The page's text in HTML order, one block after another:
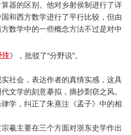
器的区别。他对乡射侯制进行了详
和西方数学进行了平行比较，但由
数学中的一些概念方法不过是对中
注》，批驳了“分野说”。
社会，表达作者的真情实感，这具
文学的刻意摹拟，摘抄剽窃之风。
学，纠正了朱熹注《孟子》中的相
羲主要在三个方面对浙东史学作出